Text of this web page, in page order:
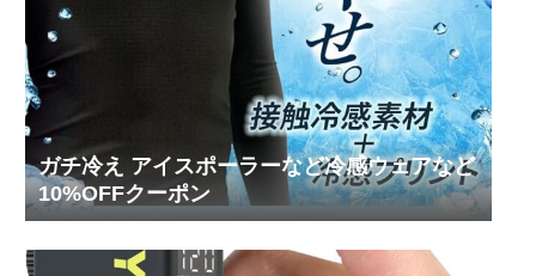
ガチ冷え アイスポーラーなど冷感ウェアなど
10%OFFクーポン